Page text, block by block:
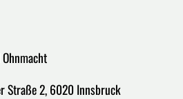
Straße 2, 6020 Innsbruck